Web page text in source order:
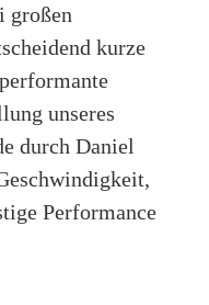
großen
kurze
unseres
durch Daniel
Performance